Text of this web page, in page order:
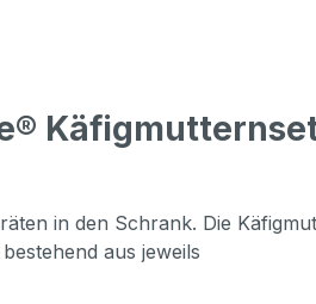
in den Schrank. Die
aus jeweils